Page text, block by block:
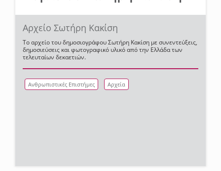
Αρχείο Σωτήρη Κακίση
Το αρχείο του δημοσιογράφου Σωτήρη Κακίση με συνεντεύξεις,
δημοσιεύσεις και φωτογραφικό υλικό από την Ελλάδα των
τελευταίων δεκαετιών.
Ανθρωπιστικές Επιστήμες Αρχεία